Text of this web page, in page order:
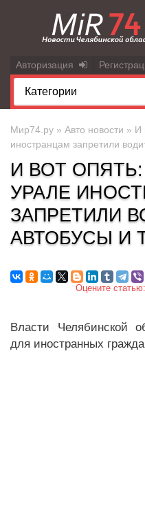
Авторизация
Мир74.ру » Авто новости » И
иностранцам запретили
И ВОТ
УРАЛЕ
ЗАПРЕТИЛИ
АВТОБУСЫ И
Оцените
Власти Челябинской
для иностранных